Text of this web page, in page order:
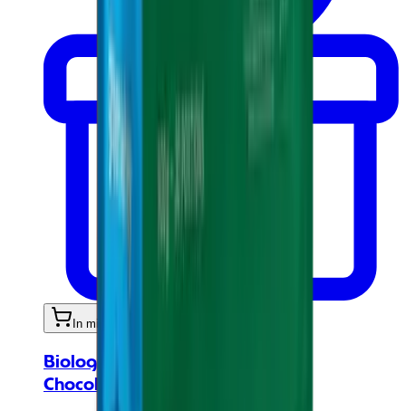
In mijn winkelwagen
Biologisch Wei-Eiwitconcentraat
Chocolade 900g